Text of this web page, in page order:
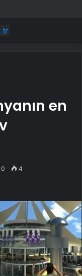
başladı
en
0 4